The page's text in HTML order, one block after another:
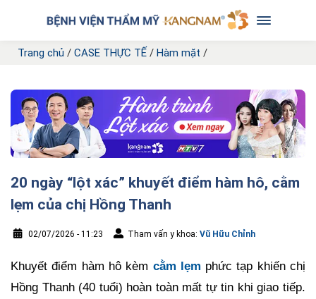
Trang chủ / CASE THỰC TẾ / Hàm mặt /
20 ngày “lột xác” khuyết điểm hàm hô, cằm
lẹm của chị Hồng Thanh
02/07/2026 - 11:23 Tham vấn y khoa: Vũ Hữu Chỉnh
Khuyết điểm hàm hô kèm cằm lẹm phức tạp khiến chị
Hồng Thanh (40 tuổi) hoàn toàn mất tự tin khi giao tiếp.